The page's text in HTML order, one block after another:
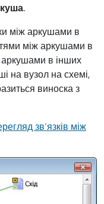
.
між аркушами в
між аркушами в
аркушами в інших
на вузол на схемі,
виноска з
зв’язків між